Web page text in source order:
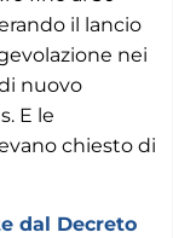
il lancio
nei
nuovo
E le
chiesto di
dal Decreto